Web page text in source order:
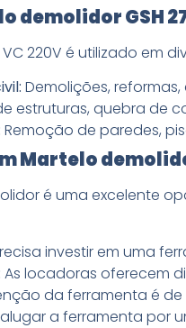
demolidor GSH
220V é utilizado em
Demolições,
estruturas, quebra de
Remoção de paredes,
Martelo
é uma excelente
investir em uma
As locadoras oferecem
da ferramenta é
a ferramenta por